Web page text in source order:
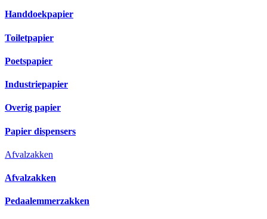
Handdoekpapier
Toiletpapier
Poetspapier
Industriepapier
Overig papier
Papier dispensers
Afvalzakken
Afvalzakken
Pedaalemmerzakken